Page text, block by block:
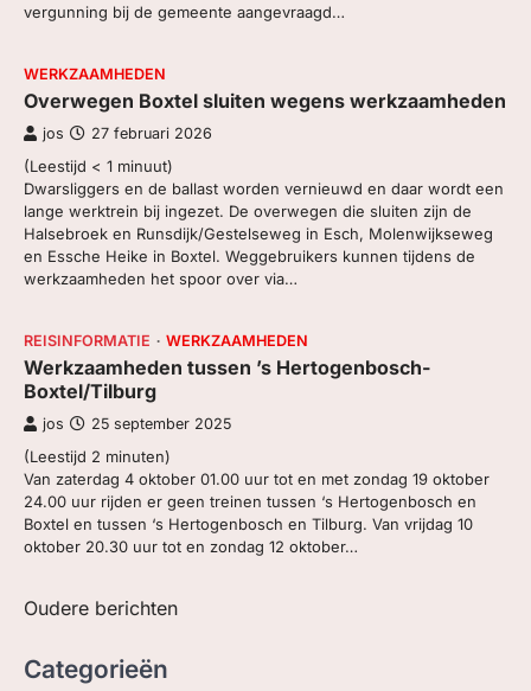
vergunning bij de gemeente aangevraagd…
WERKZAAMHEDEN
Overwegen Boxtel sluiten wegens werkzaamheden
jos 27 februari 2026
(Leestijd < 1 minuut)
Dwarsliggers en de ballast worden vernieuwd en daar wordt een
lange werktrein bij ingezet. De overwegen die sluiten zijn de
Halsebroek en Runsdijk/Gestelseweg in Esch, Molenwijkseweg
en Essche Heike in Boxtel. Weggebruikers kunnen tijdens de
werkzaamheden het spoor over via…
REISINFORMATIE WERKZAAMHEDEN
Werkzaamheden tussen ’s Hertogenbosch-
Boxtel/Tilburg
jos 25 september 2025
(Leestijd 2 minuten)
Van zaterdag 4 oktober 01.00 uur tot en met zondag 19 oktober
24.00 uur rijden er geen treinen tussen ‘s Hertogenbosch en
Boxtel en tussen ‘s Hertogenbosch en Tilburg. Van vrijdag 10
oktober 20.30 uur tot en zondag 12 oktober…
Berichtennavigatie
Oudere berichten
Categorieën